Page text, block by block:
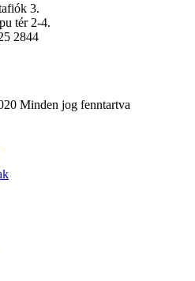
3.
tér 2-4.
2844
Minden jog fenntartva